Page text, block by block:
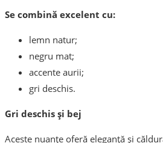
Se combină excelent cu:
lemn natur;
negru mat;
accente aurii;
gri deschis.
Gri deschis și bej
Aceste nuanțe oferă eleganță și